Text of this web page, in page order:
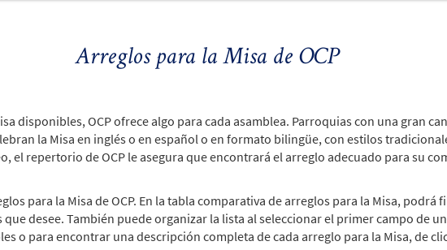
Arreglos para la Misa de OCP
disponibles, OCP ofrece algo para cada asamblea. Parroquias con una gran
la Misa en inglés o en español o en formato bilingüe, con estilos
el repertorio de OCP le asegura que encontrará el arreglo adecuado para su
para la Misa de OCP. En la tabla comparativa de arreglos para la Misa,
desee. También puede organizar la lista al seleccionar el primer campo de
o para encontrar una descripción completa de cada arreglo para la Misa, de